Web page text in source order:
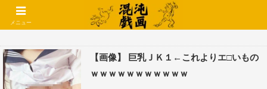
コメントでコテハン使えるようになりました🌱
【画像】 巨乳ＪＫ１←これよりエ□いもの
ｗｗｗｗｗｗｗｗｗｗｗ
メニュー